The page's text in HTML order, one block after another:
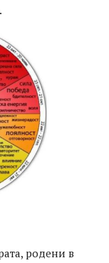
родени в